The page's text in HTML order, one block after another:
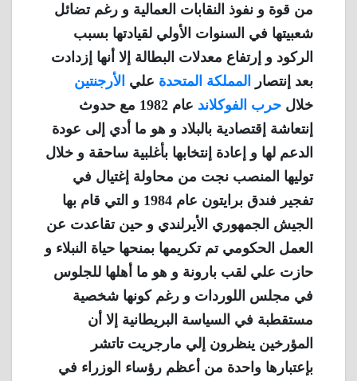
من قوة و نفوذ النقابات العمالية و رغم تضائل
شعبيتها في السنوات الأولي لقيادتها بسبب
الركود و إرتفاع معدلات البطالة إلا أنها إزدادت
بعد إنتصار
المملكة المتحدة علي الأرجنتين
خلال حرب الفوكلاند
عام 1982 مع حدوث
إنتعاشة إقتصادية بالبلاد و هو ما أدي إلى عودة
الدعم لها و إعادة إنتخابها بأغلبية ساحقة و خلال
توليها المنصب نجت من محاولة إغتيال في
تفجير فندق برايتون عام 1984 و التي قام بها
الجيش الجمهوري الأيرلندي و حين تقاعدت عن
العمل الحكومي تم تكريمها بمنحها حياة النبلاء و
حازت علي لقب بارونة و هو ما أهلها للجلوس
في مجلس اللوردات و رغم كونها شخصية
مستقطبة في السياسة البريطانية إلا أن
المؤرخين ينظرون إلي مارجريت تاتشر
بإعتبارها واحدة من أعظم رؤساء الوزراء في